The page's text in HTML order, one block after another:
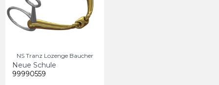
NS Tranz Lozenge Baucher
Neue Schule
99990559